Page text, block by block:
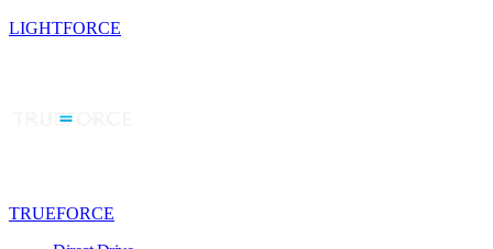
LIGHTFORCE
TRUEFORCE